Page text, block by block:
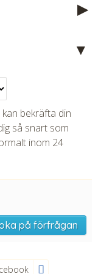
bekräfta din
så snart som
inom 24
på förfrågan